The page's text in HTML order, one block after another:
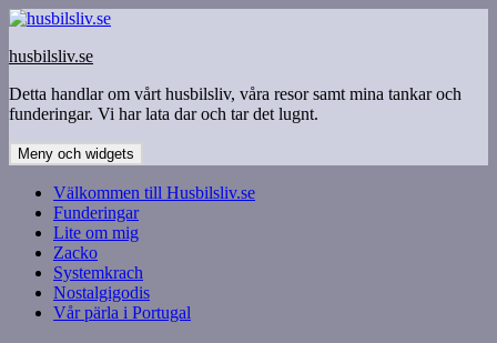
Hoppa
innehåll
husbilsliv.se
Detta handlar om vårt husbilsliv, våra resor samt mina tankar och
funderingar. Vi har lata dar och tar det lugnt.
Meny och widgets
Välkommen till Husbilsliv.se
Funderingar
Lite om mig
Zacko
Systemkrach
Nostalgigodis
Vår pärla i Portugal